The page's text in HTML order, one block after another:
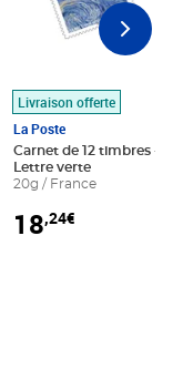
au panier
Livraison offerte
La Poste
Carnet de 12 timbres - Le
Lettre verte
20g / France
18,24€